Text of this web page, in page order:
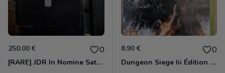
250.00 € 0
[RARE] JDR In Nomine Satanis / Magna Veritas – 1ère Édition BOÎTE (DOS BLANC, 1989) - CROC / Siroz
8.90 € 0
Dungeon Siege Iii Édition Limitée - Vf Intégrale Xbox 360